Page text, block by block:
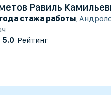
Равиль
стажа работы,
5.0 Рейтинг